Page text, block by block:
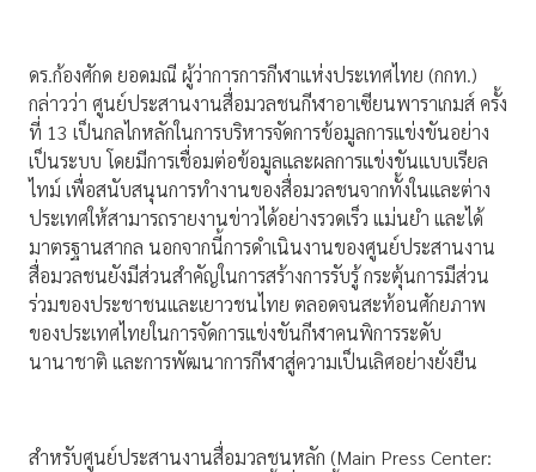
ดร.ก้องศักด ยอดมณี ผู้ว่าการการกีฬาแห่งประเทศไทย (กกท.)
กล่าวว่า ศูนย์ประสานงานสื่อมวลชนกีฬาอาเซียนพาราเกมส์ ครั้ง
ที่ 13 เป็นกลไกหลักในการบริหารจัดการข้อมูลการแข่งขันอย่าง
เป็นระบบ โดยมีการเชื่อมต่อข้อมูลและผลการแข่งขันแบบเรียล
ไทม์ เพื่อสนับสนุนการทำงานของสื่อมวลชนจากทั้งในและต่าง
ประเทศให้สามารถรายงานข่าวได้อย่างรวดเร็ว แม่นยำ และได้
มาตรฐานสากล นอกจากนี้การดำเนินงานของศูนย์ประสานงาน
สื่อมวลชนยังมีส่วนสำคัญในการสร้างการรับรู้ กระตุ้นการมีส่วน
ร่วมของประชาชนและเยาวชนไทย ตลอดจนสะท้อนศักยภาพ
ของประเทศไทยในการจัดการแข่งขันกีฬาคนพิการระดับ
นานาชาติ และการพัฒนาการกีฬาสู่ความเป็นเลิศอย่างยั่งยืน
สำหรับศูนย์ประสานงานสื่อมวลชนหลัก (Main Press Center: